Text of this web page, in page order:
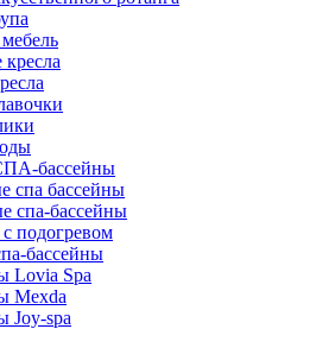
бассейны
спа бассейны
спа-бассейны
подогревом
бассейны
Lovia Spa
Mexda
Joy-spa